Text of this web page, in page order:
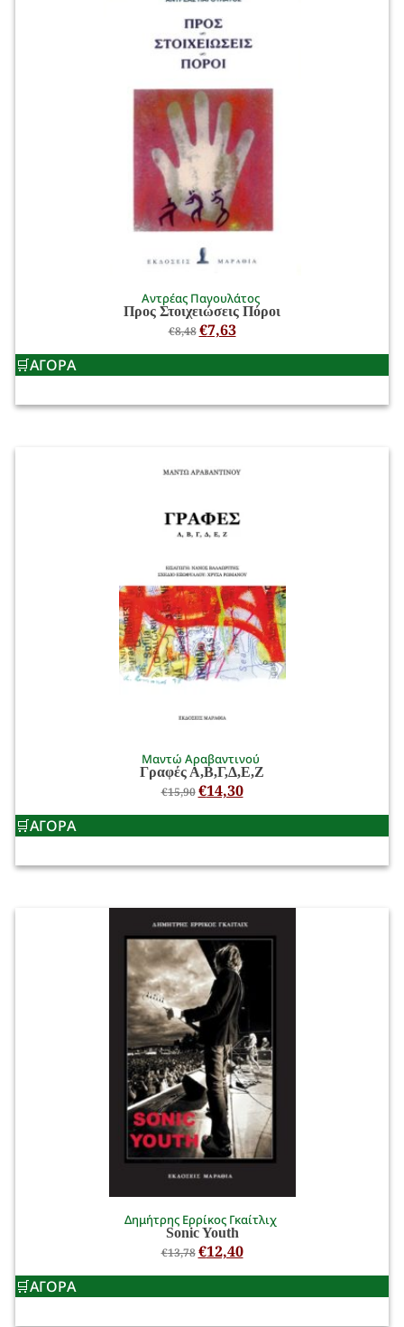
Αντρέας Παγουλάτος
Προς Στοιχειώσεις Πόροι
€8,48 €7,63
ΑΓΟΡΑ
Μαντώ Αραβαντινού
Γραφές Α,Β,Γ,Δ,Ε,Ζ
€15,90 €14,30
ΑΓΟΡΑ
Δημήτρης Ερρίκος Γκαίτλιχ
Sonic Youth
€13,78 €12,40
ΑΓΟΡΑ